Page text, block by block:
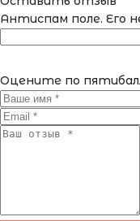
Антиспам поле. Его
Оцените по